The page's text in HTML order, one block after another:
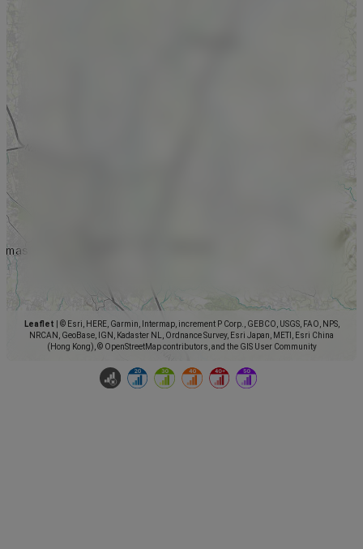
Leaflet
© Esri, HERE, Garmin, Intermap, increment P Corp., GEBCO, USGS, FAO, NPS,
NRCAN, GeoBase, IGN, Kadaster NL, Ordnance Survey, Esri Japan, METI, Esri China
(Hong Kong), © OpenStreetMap contributors, and the GIS User Community